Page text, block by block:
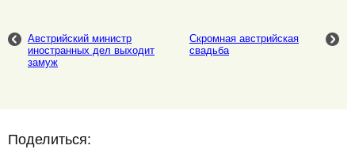
Австрийский министр
иностранных дел выходит
замуж
Скромная австрийская
свадьба
Поделиться: